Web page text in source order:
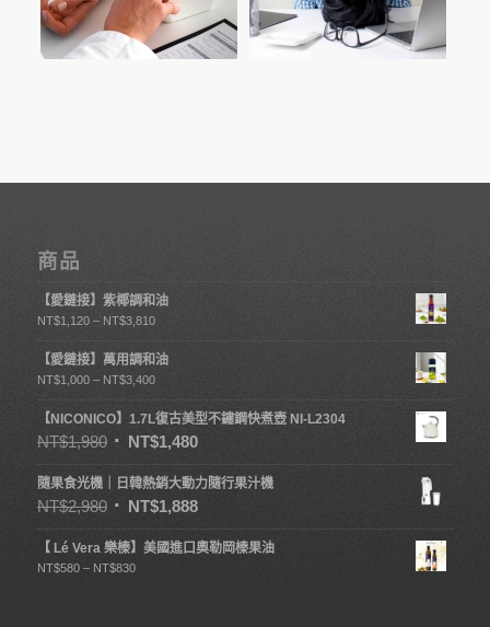
商品
【愛鏈接】紫椰調和油
NT$1,120 – NT$3,810
【愛鏈接】萬用調和油
NT$1,000 – NT$3,400
【NICONICO】1.7L復古美型不鏽鋼快煮壺 NI-L2304
NT$1,980 NT$1,480
隨果食光機｜日韓熱銷大動力隨行果汁機
NT$2,980 NT$1,888
【 Lé Vera 樂榛】美國進口奧勒岡榛果油
NT$580 – NT$830